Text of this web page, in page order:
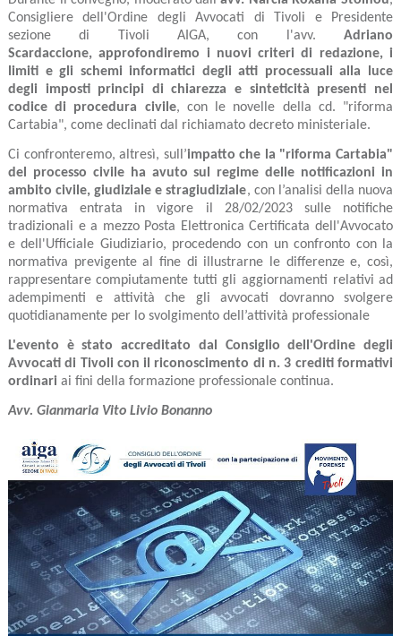
Consigliere dell'Ordine degli Avvocati di Tivoli e Presidente
sezione di Tivoli AIGA, con l'avv.Adriano
Scardaccione,approfondiremo i nuovi criteri di redazione, i
limiti e gli schemi informatici degli atti processuali alla luce
degli imposti principi di chiarezza e sinteticità presenti nel
codice di procedura civile, con le novelle della cd. "riforma
Cartabia", come declinati dal richiamato decreto ministeriale.
Ci confronteremo, altresì, sull’impatto che la "riforma Cartabia"
del processo civile ha avuto sul regime delle notificazioni in
ambito civile, giudiziale e stragiudiziale, con l’analisi della nuova
normativa entrata in vigore il 28/02/2023 sulle notifiche
tradizionali e a mezzo Posta Elettronica Certificata dell'Avvocato
e dell'Ufficiale Giudiziario, procedendo con un confronto con la
normativa previgente al fine di illustrarne le differenze e, così,
rappresentare compiutamente tutti gli aggiornamenti relativi ad
adempimenti e attività che gli avvocati dovranno svolgere
quotidianamente per lo svolgimento dell’attività professionale
L'evento è stato accreditato dal Consiglio dell'Ordine degli
Avvocati di Tivoli con il riconoscimento di n. 3 crediti formativi
ordinari ai fini della formazione professionale continua.
Avv. Gianmaria Vito Livio Bonanno